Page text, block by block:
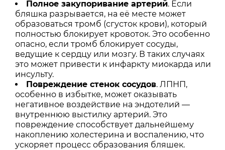
Полное закупоривание артерий. Если
бляшка разрывается, на её месте может
образоваться тромб (сгусток крови), который
полностью блокирует кровоток. Это особенно
опасно, если тромб блокирует сосуды,
ведущие к сердцу или мозгу. В таких случаях
это может привести к инфаркту миокарда или
инсульту.
Повреждение стенок сосудов. ЛПНП,
особенно в избытке, может оказывать
негативное воздействие на эндотелий —
внутреннюю выстилку артерий. Это
повреждение способствует дальнейшему
накоплению холестерина и воспалению, что
ускоряет процесс образования бляшек.